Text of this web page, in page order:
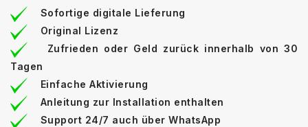
Sofortige digitale Lieferung
Original Lizenz
Zufrieden oder Geld zurück innerhalb von 30
Tagen
Einfache Aktivierung
Anleitung zur Installation enthalten
Support 24/7 auch über WhatsApp